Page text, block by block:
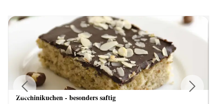
Zucchinikuchen - besonders saftig
Previous